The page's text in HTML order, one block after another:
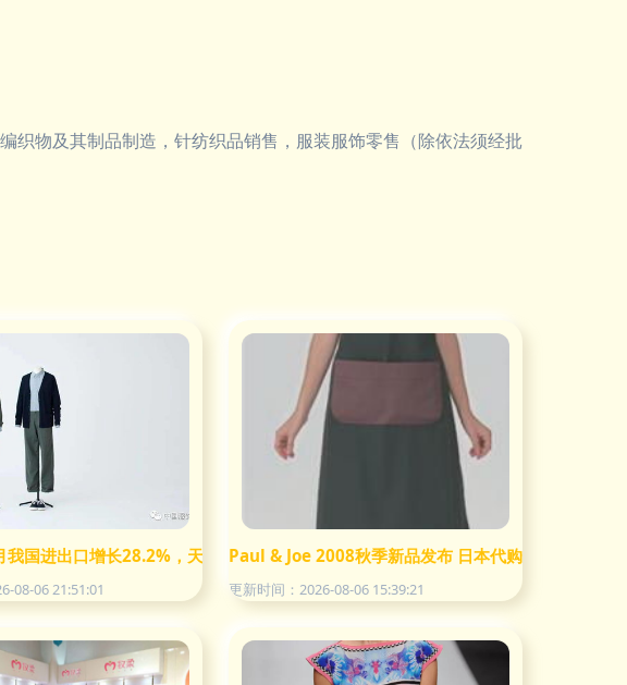
织物及其制品制造，针纺织品销售，服装服饰零售（除依法须经批
国进出口增长28.2%，天猫10亿助老字号焕新，无印良品加码无性别时尚
08-06 21:51:01
Paul & Joe 2008秋季新品发布 日本代购情报速览
更新时间：2026-08-06 15:39:21